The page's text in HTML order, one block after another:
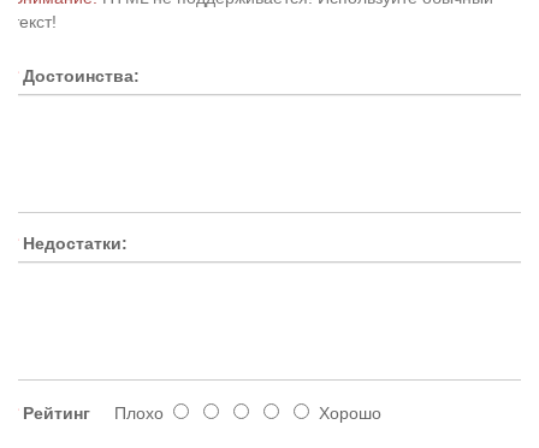
текст!
Достоинства:
Недостатки:
Рейтинг Плохо Хорошо